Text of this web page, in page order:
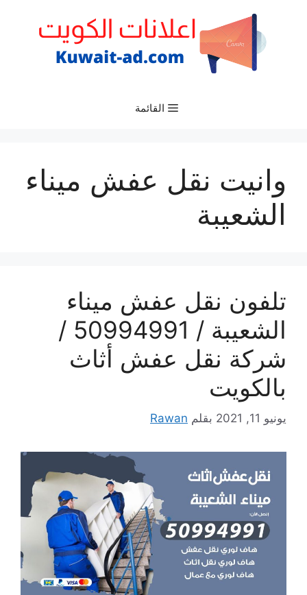
القائمة
وانيت نقل عفش ميناء
الشعيبة
تلفون نقل عفش ميناء
الشعيبة / 50994991 /
شركة نقل عفش أثاث
بالكويت
يونيو 11, 2021 بقلم Rawan